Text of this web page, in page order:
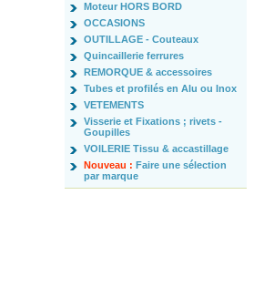
Moteur HORS BORD
OCCASIONS
OUTILLAGE - Couteaux
Quincaillerie ferrures
REMORQUE & accessoires
Tubes et profilés en Alu ou Inox
VETEMENTS
Visserie et Fixations ; rivets -
Goupilles
VOILERIE Tissu & accastillage
Nouveau : Faire une sélection
par marque